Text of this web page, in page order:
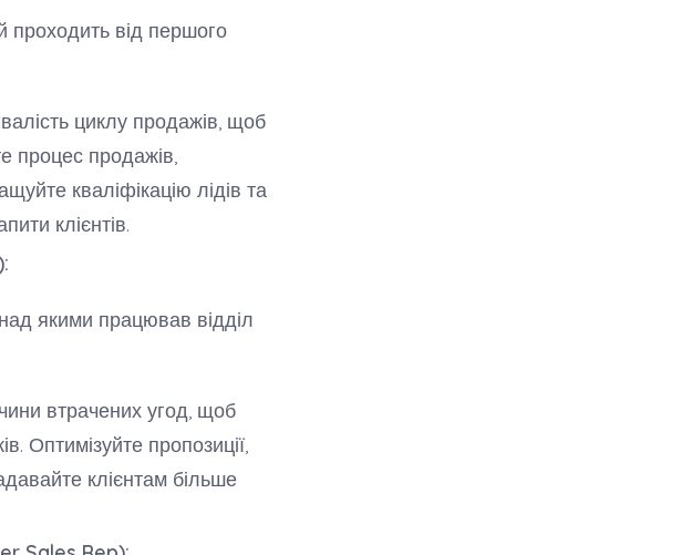
проходить від першого
циклу продажів, щоб
процес продажів,
кваліфікацію лідів та
клієнтів.
якими працював відділ
втрачених угод, щоб
Оптимізуйте пропозиції,
клієнтам більше